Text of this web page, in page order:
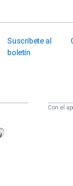
Suscríbete al
boletín
Con el